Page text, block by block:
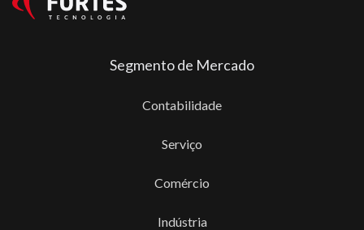
Segmento de Mercado
Contabilidade
Serviço
Comércio
Indústria